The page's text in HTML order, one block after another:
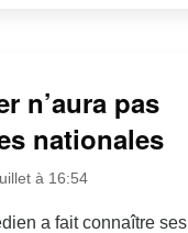
n’aura pas
nationales
à 16:54
a fait connaître ses